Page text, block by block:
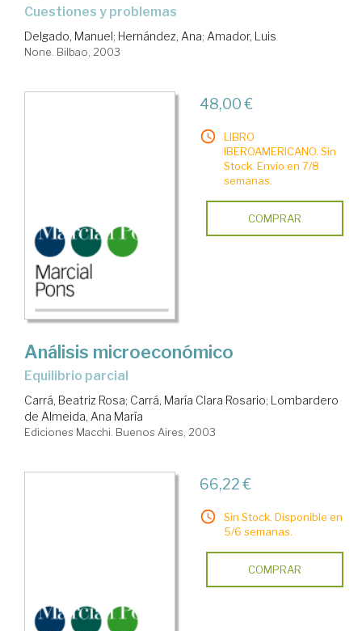
cuestiones y problemas
Delgado, Manuel; Hernández, Ana; Amador, Luis
None. Bilbao, 2003
48,00 €
LIBRO
IBEROAMERICANO. Sin
Stock. Envío en 7/8
semanas.
COMPRAR
Análisis microeconómico
equilibrio parcial
Carrá, Beatriz Rosa; Carrá, María Clara Rosario; Lombardero
de Almeida, Ana María
Ediciones Macchi. Buenos Aires, 2003
66,22 €
Sin Stock. Disponible en
5/6 semanas.
COMPRAR